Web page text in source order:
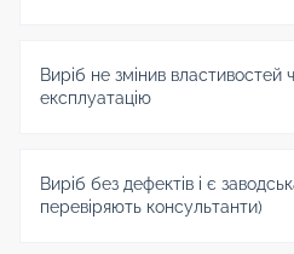
Виріб не змінив властивостей
експлуатацію
Виріб без дефектів і є
перевіряють консультанти)